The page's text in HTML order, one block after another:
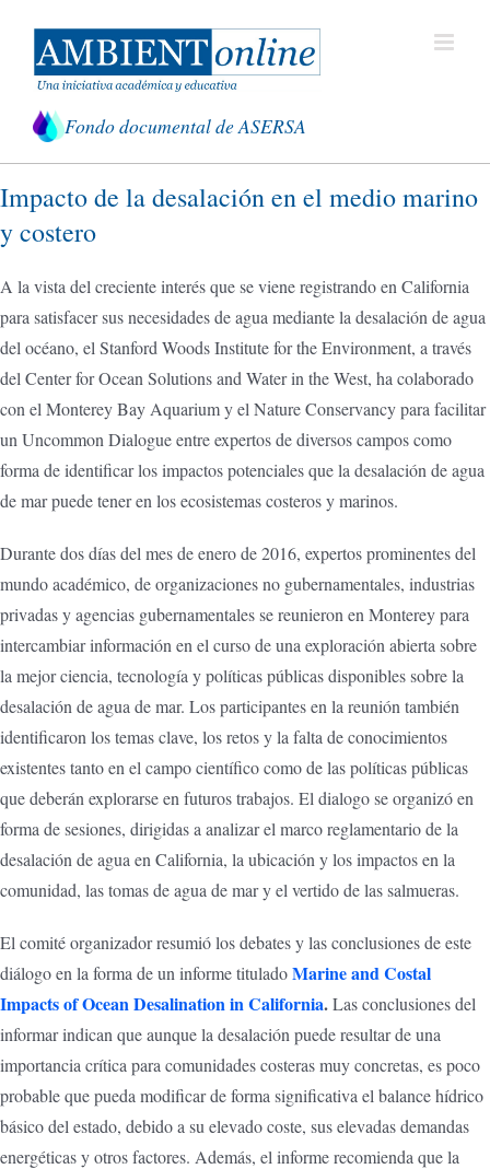
contenido
Fondo documental de ASERSA
Impacto de la desalación en el medio marino
y costero
A la vista del creciente interés que se viene registrando en California
para satisfacer sus necesidades de agua mediante la desalación de agua
del océano, el Stanford Woods Institute for the Environment, a través
del Center for Ocean Solutions and Water in the West, ha colaborado
con el Monterey Bay Aquarium y el Nature Conservancy para facilitar
un Uncommon Dialogue entre expertos de diversos campos como
forma de identificar los impactos potenciales que la desalación de agua
de mar puede tener en los ecosistemas costeros y marinos.
Durante dos días del mes de enero de 2016, expertos prominentes del
mundo académico, de organizaciones no gubernamentales, industrias
privadas y agencias gubernamentales se reunieron en Monterey para
intercambiar información en el curso de una exploración abierta sobre
la mejor ciencia, tecnología y políticas públicas disponibles sobre la
desalación de agua de mar. Los participantes en la reunión también
identificaron los temas clave, los retos y la falta de conocimientos
existentes tanto en el campo científico como de las políticas públicas
que deberán explorarse en futuros trabajos. El dialogo se organizó en
forma de sesiones, dirigidas a analizar el marco reglamentario de la
desalación de agua en California, la ubicación y los impactos en la
comunidad, las tomas de agua de mar y el vertido de las salmueras.
El comité organizador resumió los debates y las conclusiones de este
diálogo en la forma de un informe tituladoMarine and Costal
Impacts of Ocean Desalination in California.Las conclusiones del
informar indican que aunque la desalación puede resultar de una
importancia crítica para comunidades costeras muy concretas, es poco
probable que pueda modificar de forma significativa el balance hídrico
básico del estado, debido a su elevado coste, sus elevadas demandas
energéticas y otros factores. Además, el informe recomienda que la